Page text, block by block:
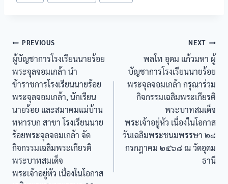
PREVIOUS
ผู้บัญชาการโรงเรียนนายร้อย
พระจุลจอมเกล้า นำ
ข้าราชการโรงเรียนนายร้อย
พระจุลจอมเกล้า, นักเรียน
นายร้อย และสมาคมแม่บ้าน
ทหารบก สาขา โรงเรียนนาย
ร้อยพระจุลจอมเกล้า จัด
กิจกรรมเฉลิมพระเกียรติ
พระบาทสมเด็จ
พระเจ้าอยู่หัว เนื่องในโอกาส
NEXT
พลโท อุดม แก้วมหา ผู้
บัญชาการโรงเรียนนายร้อย
พระจุลจอมเกล้า กรุณาร่วม
กิจกรรมเฉลิมพระเกียรติ
พระบาทสมเด็จ
พระเจ้าอยู่หัว เนื่องในโอกาส
วันเฉลิมพระชนมพรรษา ๒๘
กรกฎาคม ๒๕๖๘ ณ วัดอุดม
ธานี